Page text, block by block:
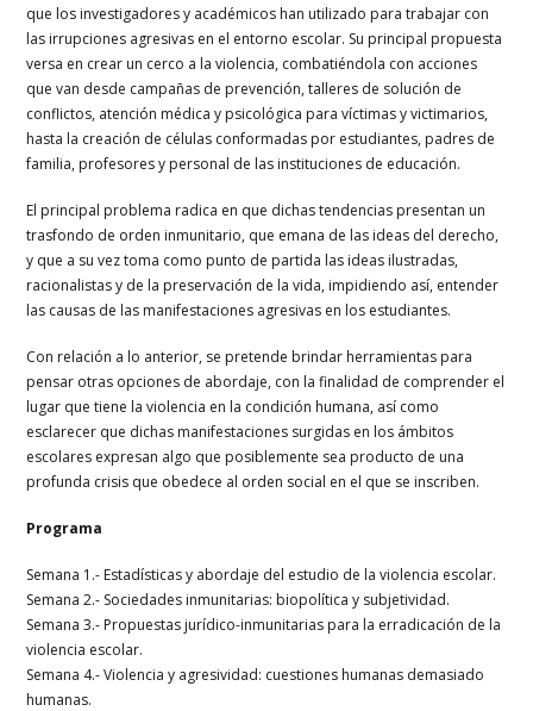
que los investigadores y académicos han utilizado para trabajar con
las irrupciones agresivas en el entorno escolar. Su principal propuesta
versa en crear un cerco a la violencia, combatiéndola con acciones
que van desde campañas de prevención, talleres de solución de
conflictos, atención médica y psicológica para víctimas y victimarios,
hasta la creación de células conformadas por estudiantes, padres de
familia, profesores y personal de las instituciones de educación.
El principal problema radica en que dichas tendencias presentan un
trasfondo de orden inmunitario, que emana de las ideas del derecho,
y que a su vez toma como punto de partida las ideas ilustradas,
racionalistas y de la preservación de la vida, impidiendo así, entender
las causas de las manifestaciones agresivas en los estudiantes.
Con relación a lo anterior, se pretende brindar herramientas para
pensar otras opciones de abordaje, con la finalidad de comprender el
lugar que tiene la violencia en la condición humana, así como
esclarecer que dichas manifestaciones surgidas en los ámbitos
escolares expresan algo que posiblemente sea producto de una
profunda crisis que obedece al orden social en el que se inscriben.
Programa
Semana 1.- Estadísticas y abordaje del estudio de la violencia escolar.
Semana 2.- Sociedades inmunitarias: biopolítica y subjetividad.
Semana 3.- Propuestas jurídico-inmunitarias para la erradicación de la
violencia escolar.
Semana 4.- Violencia y agresividad: cuestiones humanas demasiado
humanas.